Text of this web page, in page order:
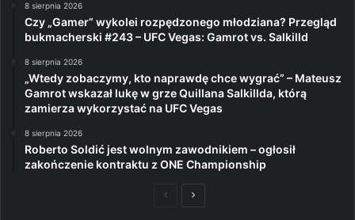
8 sierpnia 2026
Czy „Gamer” wykolei rozpędzonego młodziana? Przegląd
bukmacherski #243 – UFC Vegas: Gamrot vs. Salkilld
8 sierpnia 2026
„Wtedy zobaczymy, kto naprawdę chce wygrać” – Mateusz
Gamrot wskazał lukę w grze Quillana Salkillda, którą
zamierza wykorzystać na UFC Vegas
8 sierpnia 2026
Roberto Soldić jest wolnym zawodnikiem – ogłosił
zakończenie kontraktu z ONE Championship
PoprzedniaNastępna